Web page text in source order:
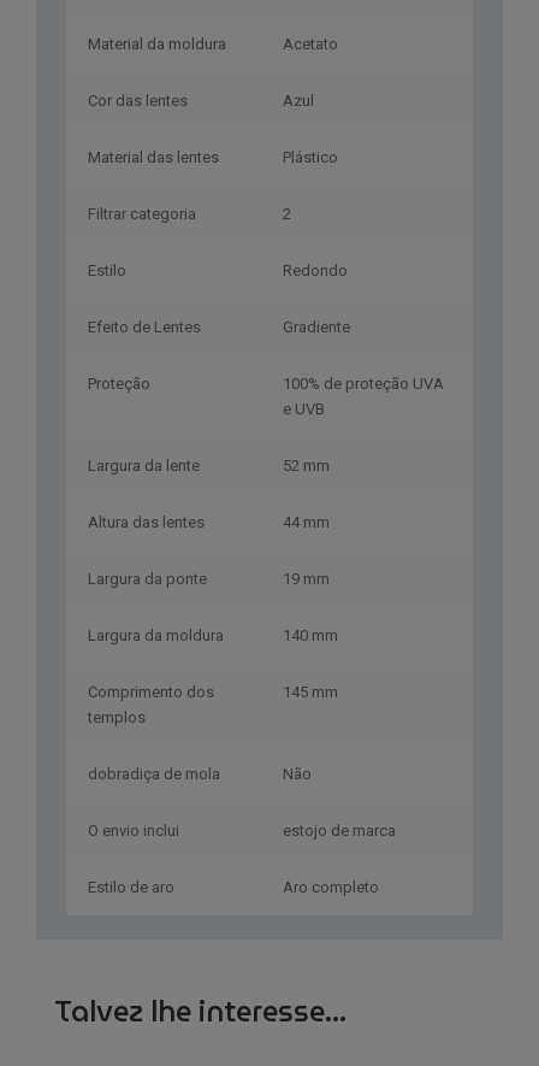
Material da moldura Acetato
Cor das lentes Azul
Material das lentes Plástico
Filtrar categoria 2
Estilo Redondo
Efeito de Lentes Gradiente
Proteção
100% de proteção UVA
e UVB
Largura da lente 52 mm
Altura das lentes 44 mm
Largura da ponte 19 mm
Largura da moldura 140 mm
Comprimento dos
templos
145 mm
dobradiça de mola Não
O envio inclui estojo de marca
Estilo de aro Aro completo
Talvez lhe interesse...